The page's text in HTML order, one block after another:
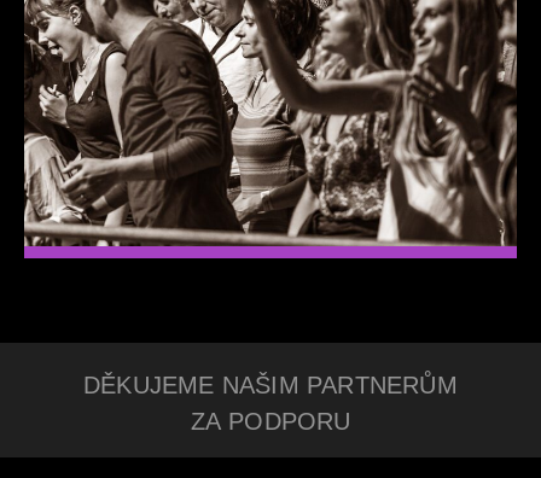
DĚKUJEME NAŠIM PARTNERŮM
ZA PODPORU